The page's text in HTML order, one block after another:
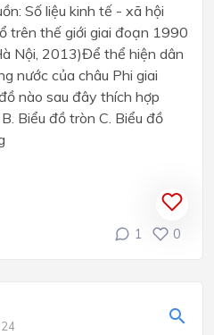
Số liệu kinh tế - xã hội
trên thế giới giai đoạn 1990
Nội, 2013)Để thể hiện dân
nước của châu Phi giai
nào sau đây thích hợp
Biểu đồ tròn C. Biểu đồ
1 0